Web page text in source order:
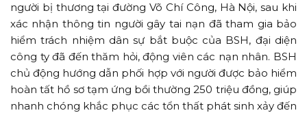
người bị thương tại đường Võ Chí Công, Hà Nội, sau khi
xác nhận thông tin người gây tai nạn đã tham gia bảo
hiểm trách nhiệm dân sự bắt buộc của BSH, đại diện
công ty đã đến thăm hỏi, động viên các nạn nhân. BSH
chủ động hướng dẫn phối hợp với người được bảo hiểm
hoàn tất hồ sơ tạm ứng bồi thường 250 triệu đồng, giúp
nhanh chóng khắc phục các tổn thất phát sinh xảy đến